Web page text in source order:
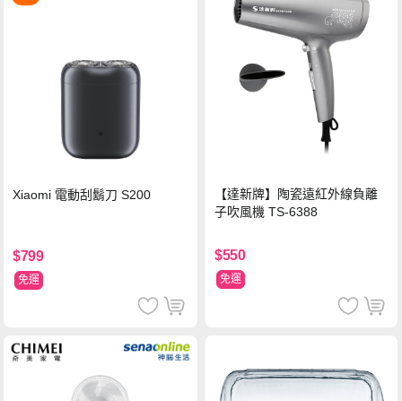
Xiaomi 電動刮鬍刀 S200
$799
免運
【達新牌】陶瓷遠紅外線負離
子吹風機 TS-6388
$550
免運